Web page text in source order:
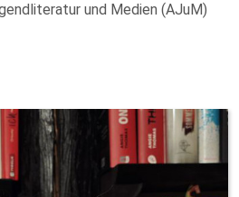
und Medien (AJuM)